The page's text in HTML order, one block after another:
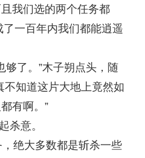
我们选的两个任务都
了一百年内我们都能逍遥
了。”木子朔点头，随
不知道这片大地上竟然如
有啊。”
杀意。
绝大多数都是斩杀一些